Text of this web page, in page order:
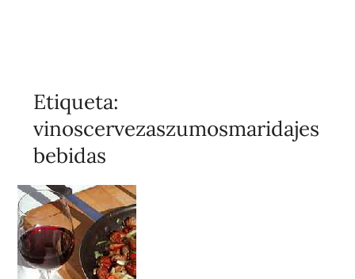
Etiqueta:
vinoscervezaszumosmaridajes
bebidas